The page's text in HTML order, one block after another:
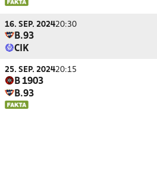
16. SEP. 202420:30
B.93
CIK
25. SEP. 202420:15
B 1903
B.93